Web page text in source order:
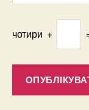
чотири +